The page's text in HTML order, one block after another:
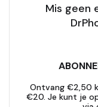
Mis geen
Ontvang €2,50
€20. Je kunt je